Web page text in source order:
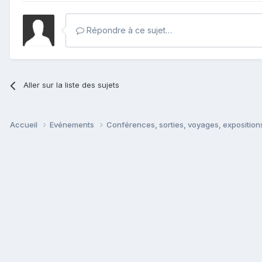
Répondre à ce sujet…
Aller sur la liste des sujets
Accueil Evénements Conférences, sorties, voyages,